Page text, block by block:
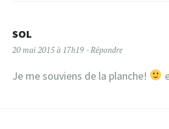
SOL
20 mai 2015 à 17h19 Répondre
Je me souviens de la planche!